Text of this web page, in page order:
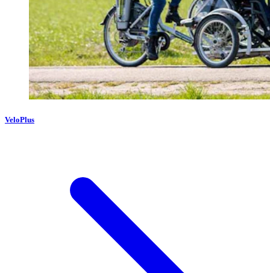
VeloPlus